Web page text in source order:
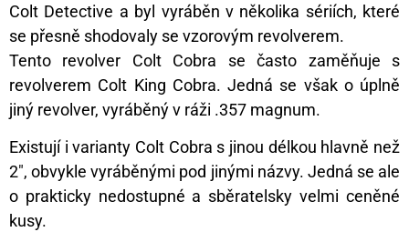
Colt Detective a byl vyráběn v několika sériích, které
se přesně shodovaly se vzorovým revolverem.
Tento revolver Colt Cobra se často zaměňuje s
revolverem Colt King Cobra. Jedná se však o úplně
jiný revolver, vyráběný v ráži .357 magnum.
Existují i varianty Colt Cobra s jinou délkou hlavně než
2″, obvykle vyráběnými pod jinými názvy. Jedná se ale
o prakticky nedostupné a sběratelsky velmi ceněné
kusy.